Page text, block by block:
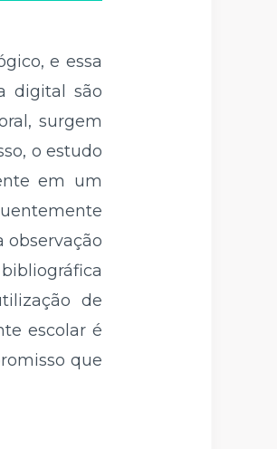
e essa
digital são
surgem
o estudo
em um
observação
de
escolar é
que